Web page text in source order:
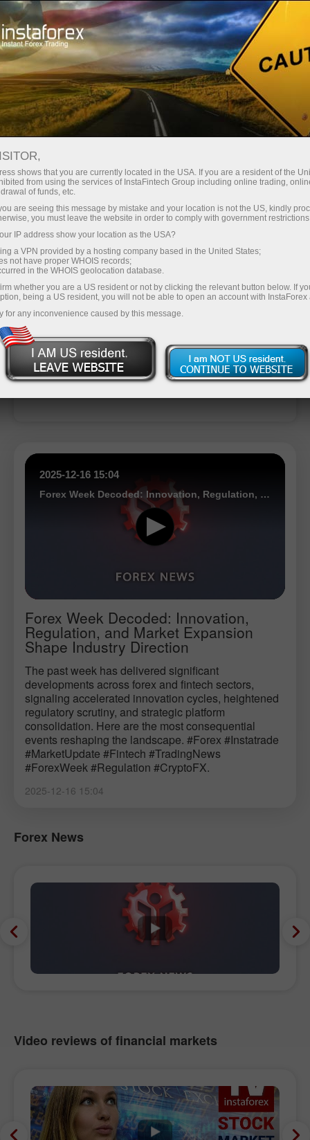
For Traders Forex Analytics InstaForex TV
InstaForex TV
Market analysis in focus
ट्रेडिंग खाता खोलें
डेमो खाता खोलें
2025-12-16 15:04
Forex Week Decoded: Innovation, Regulation, and Market Expansion Shape Industry Direction
Forex Week Decoded: Innovation,
Regulation, and Market Expansion
Shape Industry Direction
The past week has delivered significant
developments across forex and fintech sectors,
signaling accelerated innovation cycles, heightened
regulatory scrutiny, and strategic platform
consolidation. Here are the most consequential
events reshaping the landscape. #Forex #Instatrade
#MarketUpdate #Fintech #TradingNews
#ForexWeek #Regulation #CryptoFX.
2025-12-16 15:04
Forex News
Video reviews of financial markets
shows that you are currently located in the USA. If you are a resident of the
from using the services of InstaFintech Group including online trading,
of funds, etc.
are seeing this message by mistake and your location is not the US, kindly
you must leave the website in order to comply with government
IP address show your location as the USA?
a VPN provided by a hosting company based in the United States;
not have proper WHOIS records;
in the WHOIS geolocation database.
whether you are a US resident or not by clicking the relevant button below. If
being a US resident, you will not be able to open an account with InstaForex
for any inconvenience caused by this message.